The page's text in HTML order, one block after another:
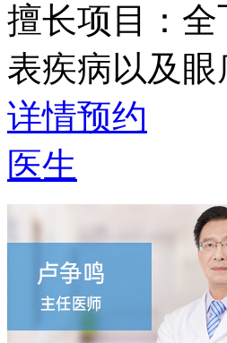
擅长项目： 全
表疾病以及
详情预约
医生